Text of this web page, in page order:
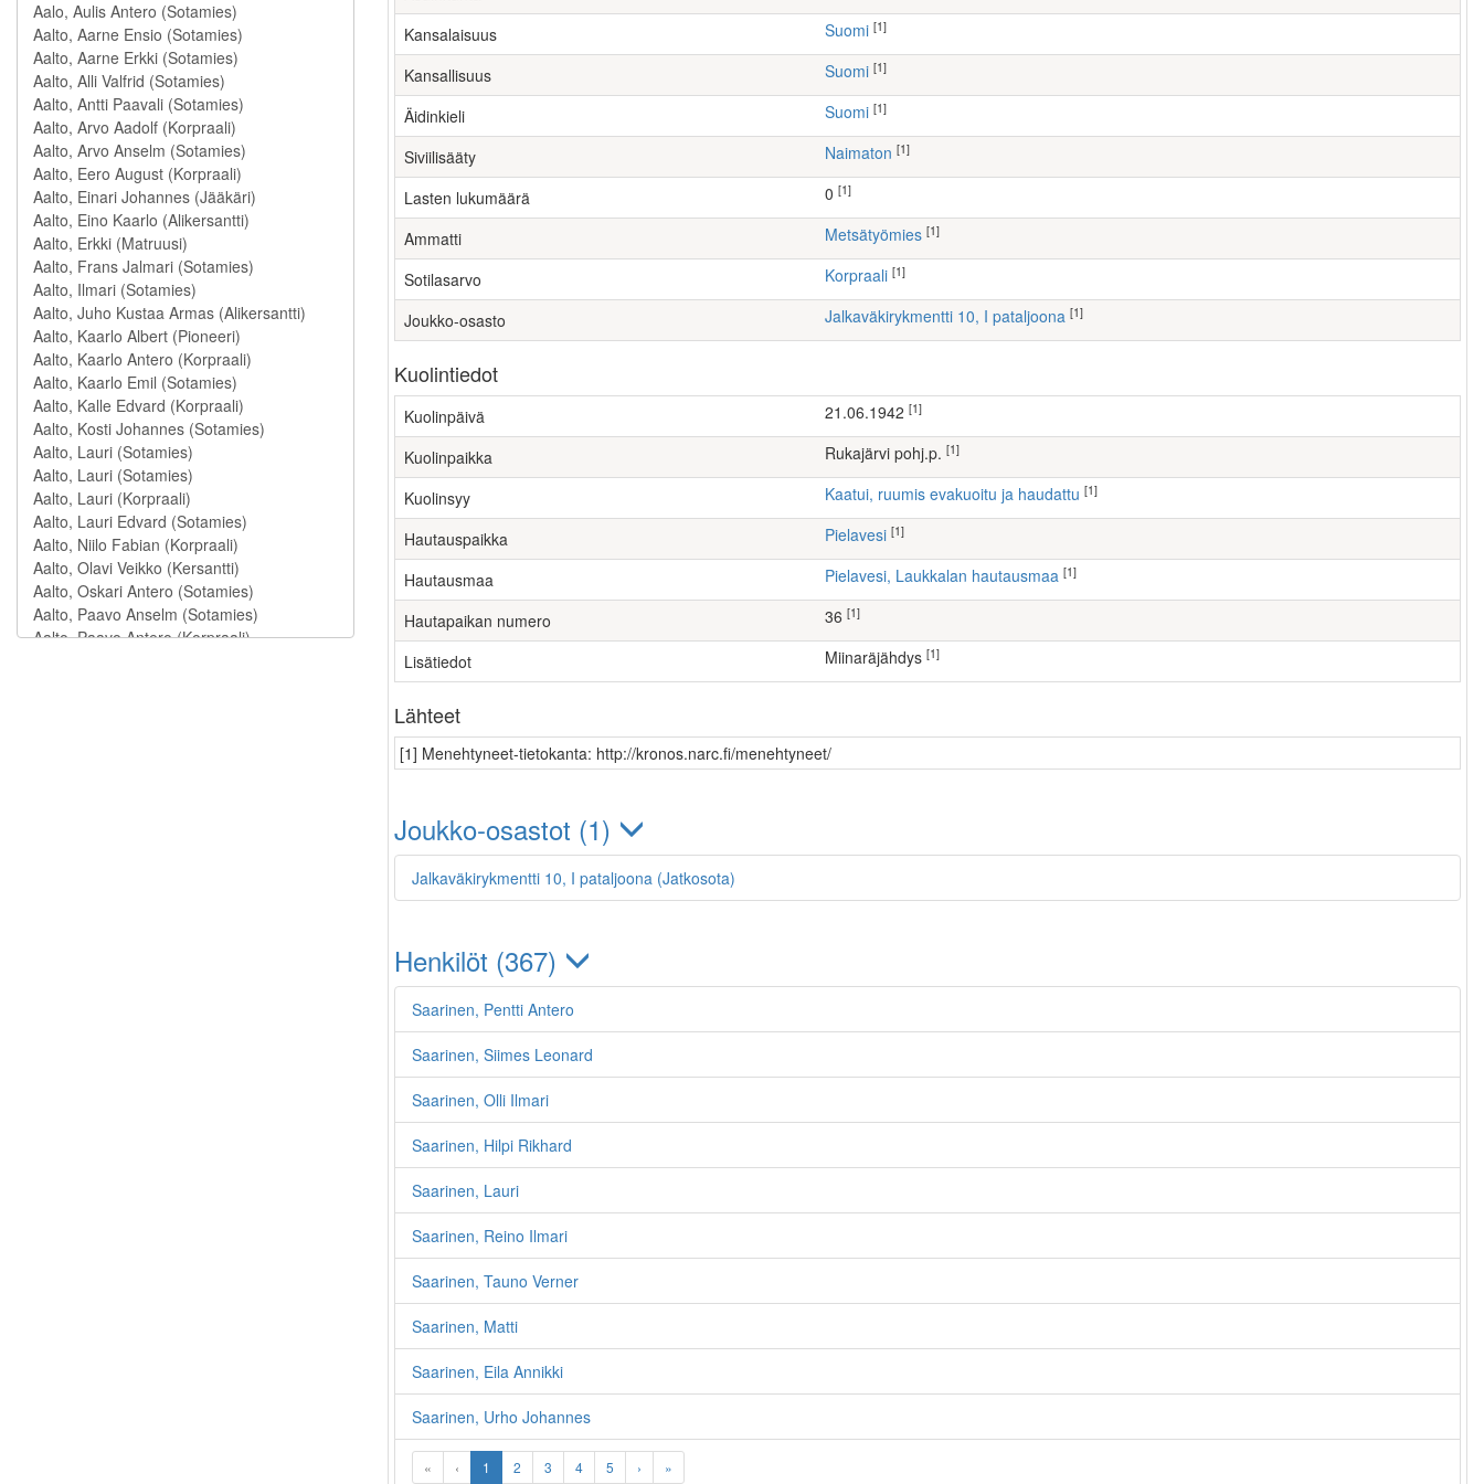
Kansalaisuus Suomi [1]
Kansallisuus Suomi [1]
Äidinkieli Suomi [1]
Siviilisääty Naimaton [1]
Lasten lukumäärä [1]
Ammatti metsätyömies [1]
Sotilasarvo Korpraali [1]
Joukko-osasto Jalkaväkirykmentti 10, I pataljoona [1]
Kuolintiedot
Kuolinpäivä 21.06.1942 [1]
Kuolinpaikka Rukajärvi pohj.p. [1]
Kuolinsyy Kaatui, ruumis evakuoitu ja haudattu [1]
Hautauspaikka Pielavesi [1]
Hautausmaa Pielavesi, Laukkalan hautausmaa [1]
Hautapaikan numero 36 [1]
Lisätiedot Miinaräjähdys [1]
Lähteet
[1] Menehtyneet-tietokanta: http://kronos.narc.fi/menehtyneet/
Joukko-osastot (1)
Jalkaväkirykmentti 10, I pataljoona (Jatkosota)
Henkilöt (367)
Saarinen, Pentti Antero
Saarinen, Siimes Leonard
Saarinen, Olli Ilmari
Saarinen, Hilpi Rikhard
Saarinen, Lauri
Saarinen, Reino Ilmari
Saarinen, Tauno Verner
Saarinen, Matti
Saarinen, Eila Annikki
Saarinen, Urho Johannes
« ‹ 1 2 3 4 5 › »